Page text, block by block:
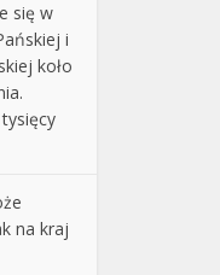
się w
i
koło
na kraj